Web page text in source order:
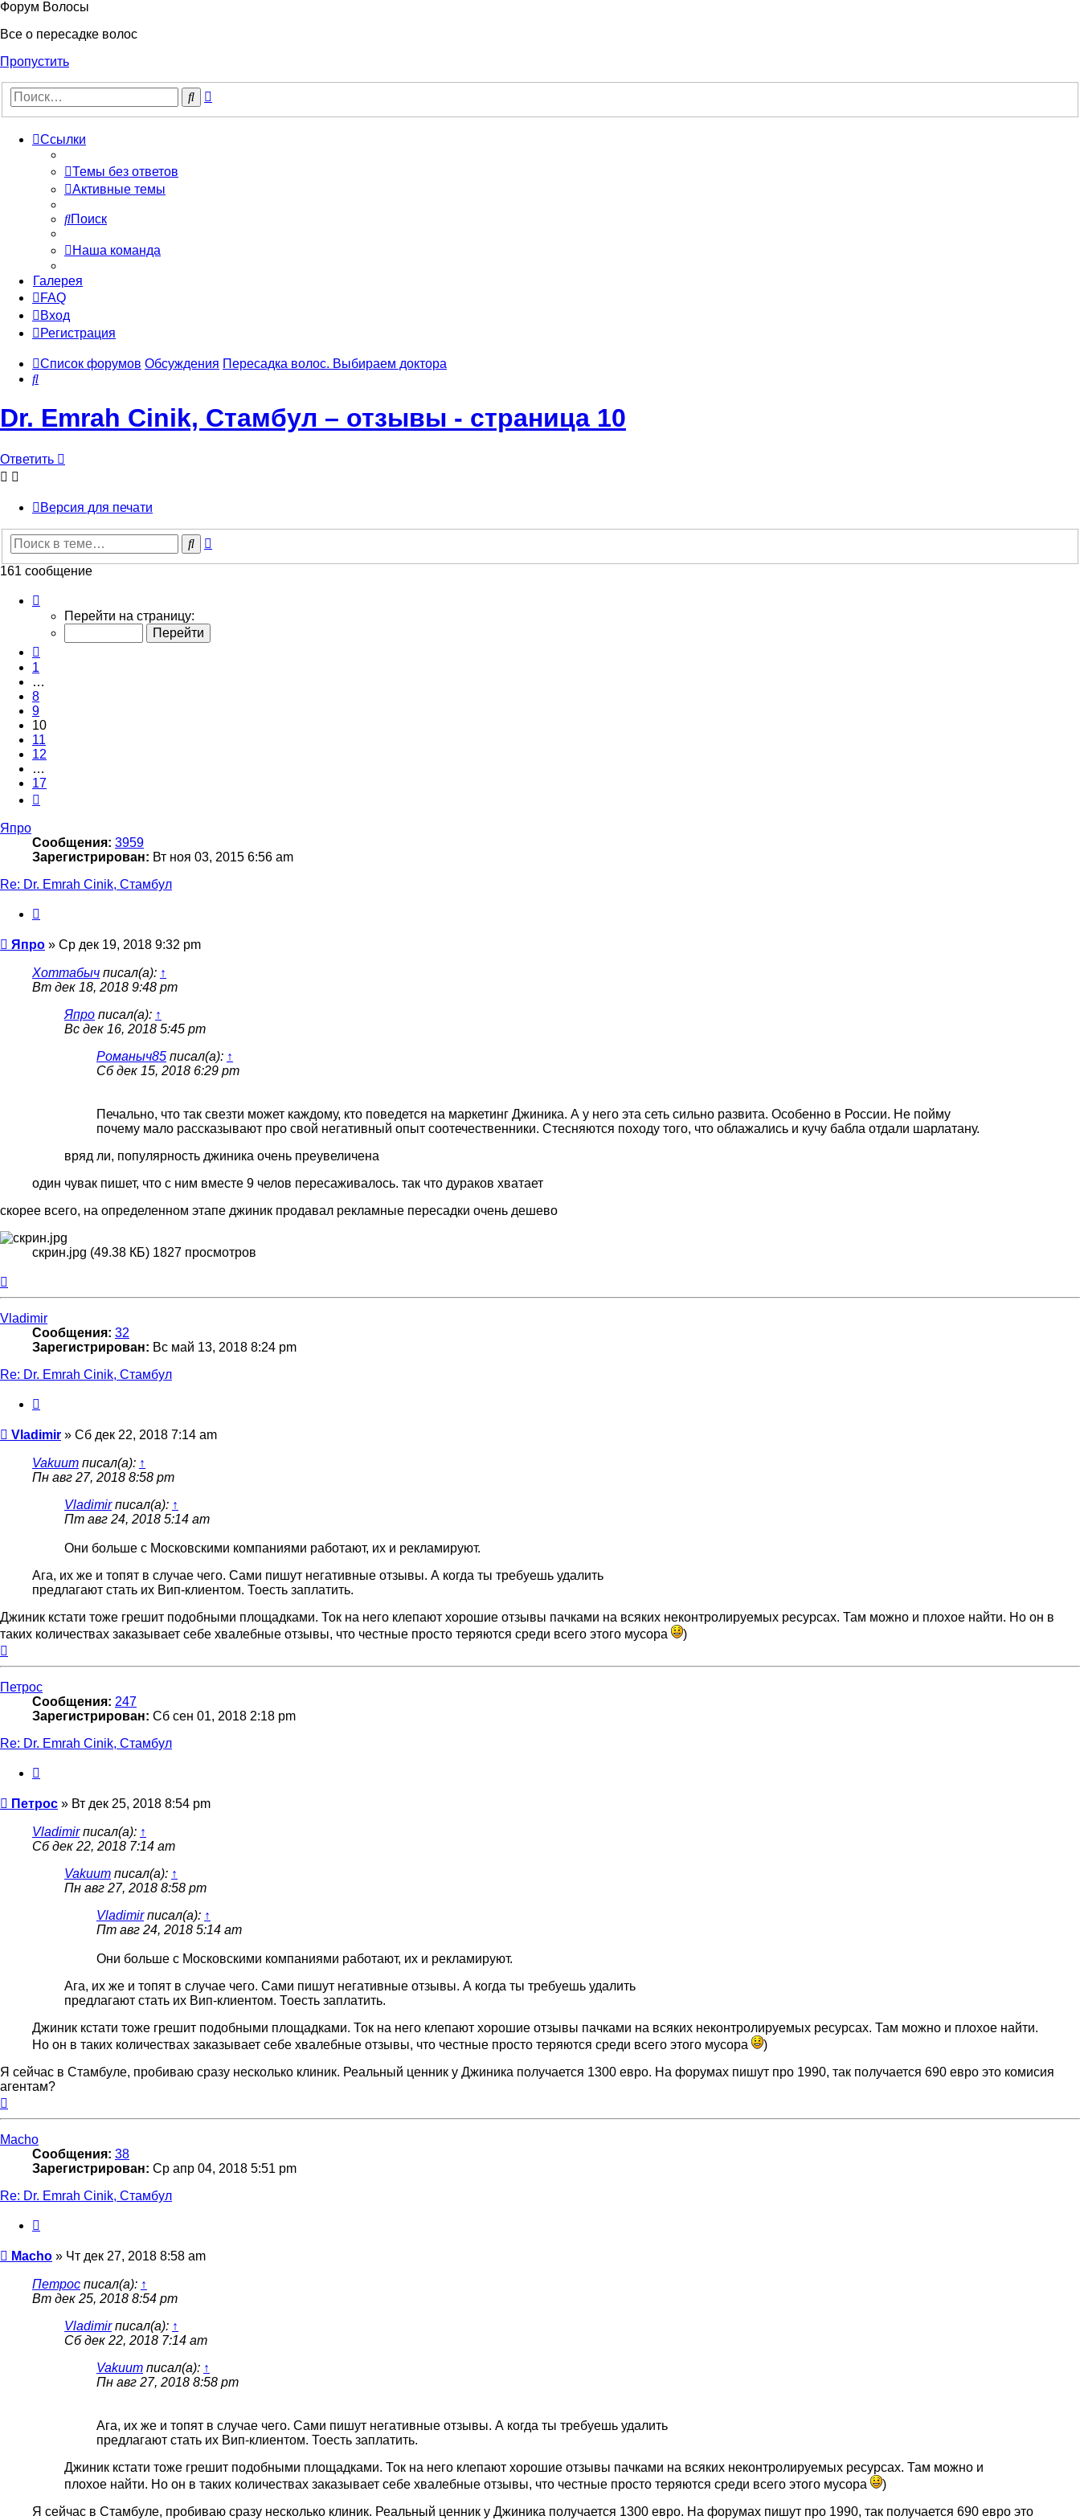
Форум Волосы
Все о пересадке волос
Пропустить
Поиск
Ссылки
Темы без ответов
Активные темы
Поиск
Наша команда
Галерея
FAQ
Вход
Регистрация
Список форумов Обсуждения Пересадка волос. Выбираем доктора
Поиск
Dr. Emrah Cinik, Стамбул – отзывы - страница 10
Ответить
Версия для печати
Поиск
161 сообщение
10
17
Перейти на страницу:
1
…
8
9
10
11
12
…
17
Япро
Сообщения: 3959
Зарегистрирован: Вт ноя 03, 2015 6:56 am
Re: Dr. Emrah Cinik, Стамбул
Сообщение
Япро » Ср дек 19, 2018 9:32 pm
Хоттабыч писал(а): ↑
Вт дек 18, 2018 9:48 pm
Япро писал(а): ↑
Вс дек 16, 2018 5:45 pm
Романыч85 писал(а): ↑
Сб дек 15, 2018 6:29 pm
Печально, что так свезти может каждому, кто поведется на маркетинг Джиника. А у него эта сеть сильно развита. Особенно в России. Не пойму
почему мало рассказывают про свой негативный опыт соотечественники. Стесняются походу того, что облажались и кучу бабла отдали шарлатану.
вряд ли, популярность джиника очень преувеличена
один чувак пишет, что с ним вместе 9 челов пересаживалось. так что дураков хватает
скорее всего, на определенном этапе джиник продавал рекламные пересадки очень дешево
скрин.jpg (49.38 КБ) 1827 просмотров
Vladimir
Сообщения: 32
Зарегистрирован: Вс май 13, 2018 8:24 pm
Re: Dr. Emrah Cinik, Стамбул
Сообщение
Vladimir » Сб дек 22, 2018 7:14 am
Vakuum писал(а): ↑
Пн авг 27, 2018 8:58 pm
Vladimirписал(а): ↑
Пт авг 24, 2018 5:14 am
Они больше с Московскими компаниями работают, их и рекламируют.
Ага, их же и топят в случае чего. Сами пишут негативные отзывы. А когда ты требуешь удалить
предлагают стать их Вип-клиентом. Тоесть заплатить.
Джиник кстати тоже грешит подобными площадками. Ток на него клепают хорошие отзывы пачками на всяких неконтролируемых ресурсах. Там можно и плохое найти. Но он в
таких количествах заказывает себе хвалебные отзывы, что честные просто теряются среди всего этого мусора
)
Петрос
Сообщения: 247
Зарегистрирован: Сб сен 01, 2018 2:18 pm
Re: Dr. Emrah Cinik, Стамбул
Сообщение
Петрос » Вт дек 25, 2018 8:54 pm
Vladimirписал(а): ↑
Сб дек 22, 2018 7:14 am
Vakuum писал(а): ↑
Пн авг 27, 2018 8:58 pm
Vladimirписал(а): ↑
Пт авг 24, 2018 5:14 am
Они больше с Московскими компаниями работают, их и рекламируют.
Ага, их же и топят в случае чего. Сами пишут негативные отзывы. А когда ты требуешь удалить
предлагают стать их Вип-клиентом. Тоесть заплатить.
Джиник кстати тоже грешит подобными площадками. Ток на него клепают хорошие отзывы пачками на всяких неконтролируемых ресурсах. Там можно и плохое найти.
Но он в таких количествах заказывает себе хвалебные отзывы, что честные просто теряются среди всего этого мусора
)
Я сейчас в Стамбуле, пробиваю сразу несколько клиник. Реальный ценник у Джиника получается 1300 евро. На форумах пишут про 1990, так получается 690 евро это комисия
агентам?
Macho
Сообщения: 38
Зарегистрирован: Ср апр 04, 2018 5:51 pm
Re: Dr. Emrah Cinik, Стамбул
Сообщение
Macho » Чт дек 27, 2018 8:58 am
Петрос писал(а): ↑
Вт дек 25, 2018 8:54 pm
Vladimirписал(а): ↑
Сб дек 22, 2018 7:14 am
Vakuum писал(а): ↑
Пн авг 27, 2018 8:58 pm
Ага, их же и топят в случае чего. Сами пишут негативные отзывы. А когда ты требуешь удалить
предлагают стать их Вип-клиентом. Тоесть заплатить.
Джиник кстати тоже грешит подобными площадками. Ток на него клепают хорошие отзывы пачками на всяких неконтролируемых ресурсах. Там можно и
плохое найти. Но он в таких количествах заказывает себе хвалебные отзывы, что честные просто теряются среди всего этого мусора
)
Я сейчас в Стамбуле, пробиваю сразу несколько клиник. Реальный ценник у Джиника получается 1300 евро. На форумах пишут про 1990, так получается 690 евро это